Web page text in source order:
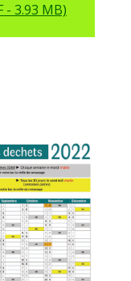
- 3.93 MB)